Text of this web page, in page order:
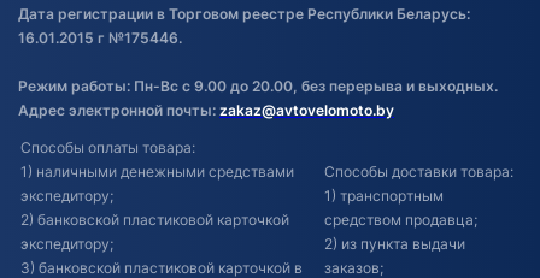
Дата регистрации в Торговом реестре Республики Беларусь:
16.01.2015 г №175446.
Режим работы: Пн-Вс с 9.00 до 20.00, без перерыва и выходных.
Адрес электронной почты: zakaz@avtovelomoto.by
Способы оплаты товара:
1) наличными денежными средствами
экспедитору;
2) банковской пластиковой карточкой
экспедитору;
3) банковской пластиковой карточкой в
Способы доставки товара:
1) транспортным
средством продавца;
2) из пункта выдачи
заказов;